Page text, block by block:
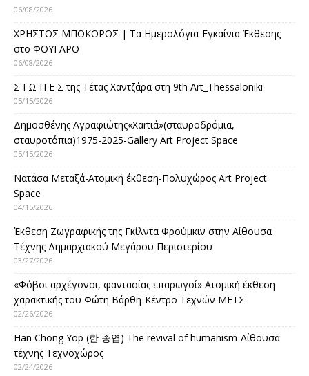
06/08/2026
ΧΡΗΣΤΟΣ ΜΠΟΚΟΡΟΣ | Τα Ημερολόγια-Εγκαίνια Έκθεσης
στο ΦΟΥΓΑΡΟ
06/08/2026
Σ Ι Ω Π Ε Σ της Τέτας Χαντζάρα στη 9th Art_Thessaloniki
05/15/2026
Δημοσθένης Αγραφιώτης«Xαrtιά»(σταυροδρόμια,
σταυροτόπια)1975-2025-Gallery Art Project Space
05/15/2026
Νατάσα Μεταξά-Ατομική έκθεση-Πολυχώρος Art Project
Space
04/15/2026
Έκθεση Ζωγραφικής της Γκίλντα Φρούμκιν στην Αίθουσα
Τέχνης Δημαρχιακού Μεγάρου Περιστερίου
03/27/2026
«Φόβοι αρχέγονοι, φαντασίας επαρωγοί» Ατομική έκθεση
χαρακτικής του Φώτη Βάρθη-Κέντρο Τεχνών ΜΕΤΣ
02/26/2026
Han Chong Yop (한 종엽) The revival of humanism-Αίθουσα
τέχνης Τεχνοχώρος
02/24/2026